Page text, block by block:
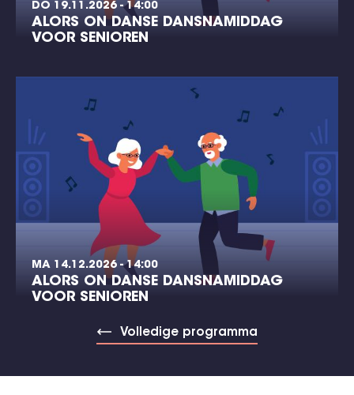
DO 19.11.2026 - 14:00
ALORS ON DANSE DANSNAMIDDAG
VOOR SENIOREN
MA 14.12.2026 - 14:00
ALORS ON DANSE DANSNAMIDDAG
VOOR SENIOREN
Volledige programma